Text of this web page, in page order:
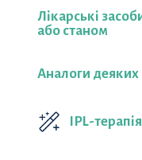
Лікарські
або станом
Аналоги деяких
IPL-терапія